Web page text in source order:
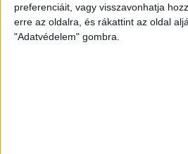
preferenciáit, vagy visszavonhatja
erre az oldalra, és rákattint az oldal
"Adatvédelem" gombra.